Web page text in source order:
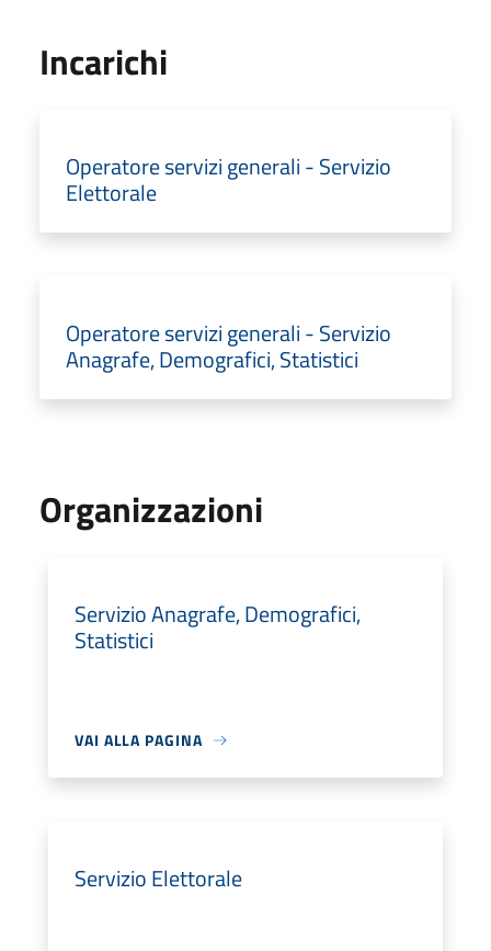
Incarichi
Operatore servizi generali - Servizio
Elettorale
Operatore servizi generali - Servizio
Anagrafe, Demografici, Statistici
Organizzazioni
Servizio Anagrafe, Demografici,
Statistici
VAI ALLA PAGINA
Servizio Elettorale